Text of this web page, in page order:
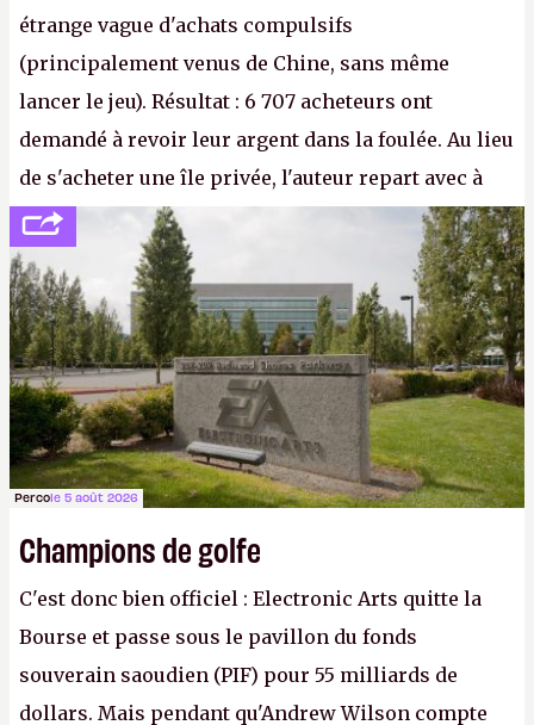
étrange vague d'achats compulsifs
(principalement venus de Chine, sans même
lancer le jeu). Résultat : 6 707 acheteurs ont
demandé à revoir leur argent dans la foulée. Au lieu
de s'acheter une île privée, l'auteur repart avec à
peine 2 000 dollars en poche. C'est toujours plus
cher payé que le temps passé à dev, mais ça
apprendra aux petits malins qu'on ne braque pas
Gabe Newell aussi facilement.P.
Percole 5 août 2026
Champions de golfe
C'est donc bien officiel : Electronic Arts quitte la
Bourse et passe sous le pavillon du fonds
souverain saoudien (PIF) pour 55 milliards de
dollars. Mais pendant qu'Andrew Wilson compte